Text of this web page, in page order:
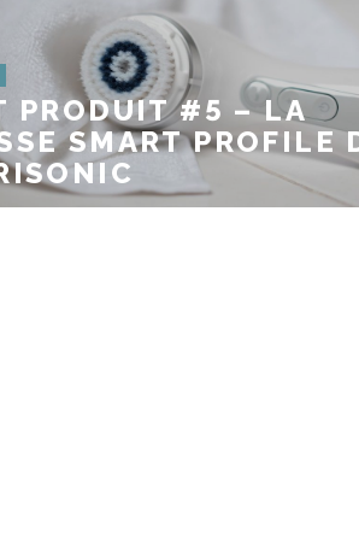
PRODUIT #5 – LA
SMART PROFILE